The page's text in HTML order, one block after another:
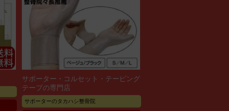
サポーター・コルセット・テーピング
テープの専門店
サポーターのタカハシ整骨院